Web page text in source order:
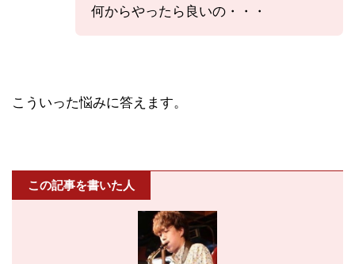
何からやったら良いの・・・
こういった悩みに答えます。
この記事を書いた人